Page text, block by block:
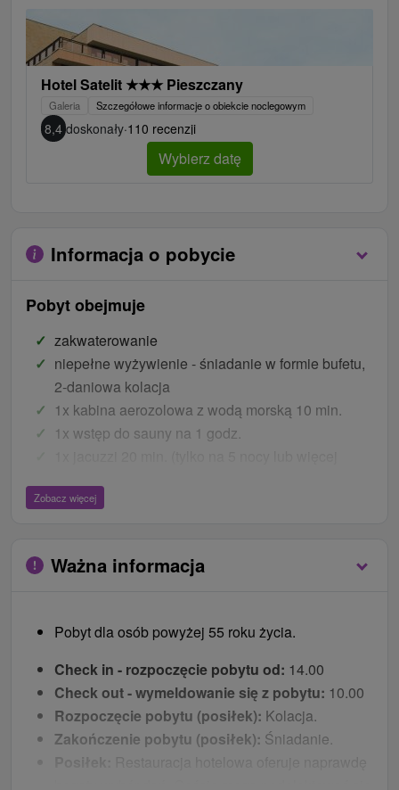
Hotel Satelit ★★★ Pieszczany
Galeria Szczegółowe informacje o obiekcie noclegowym
8,4 doskonały·110 recenzji
Wybierz datę
Informacja o pobycie
Pobyt obejmuje
zakwaterowanie
niepełne wyżywienie - śniadanie w formie bufetu,
2-daniowa kolacja
1x kabina aerozolowa z wodą morską 10 min.
1x wstęp do sauny na 1 godz.
1x częściowe owinięcie błotem 20 min. (tylko na 7
na 7 lub więcej nocy)
20 % zniżki na inne zabiegi odnowy biologicznej
20 % zniżki na wypożyczone rowery (w zależności
od dostępności)
Zobacz więcej
Ważna informacja
Pobyt dla osób powyżej 55 roku życia.
Check in - rozpoczęcie pobytu od: 14.00
Check out - wymeldowanie się z pobytu: 10.00
Rozpoczęcie pobytu (posiłek): Kolacja.
Zakończenie pobytu (posiłek): Śniadanie.